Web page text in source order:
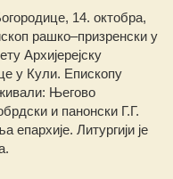
14. октобра,
рашко–призренски у
Архијерејску
у Кули. Епископу
Његово
и панонски Г.Г.
Литургији је